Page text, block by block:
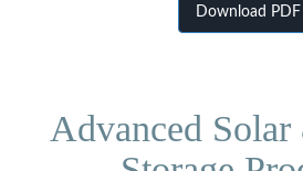
Download PDF
Advanced